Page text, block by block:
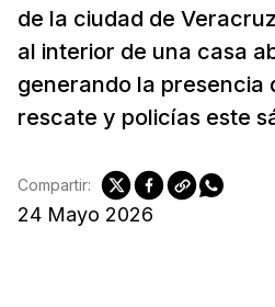
de la ciudad de
al interior de una casa
generando la presencia
rescate y policías este
24 Mayo 2026
Compartir: